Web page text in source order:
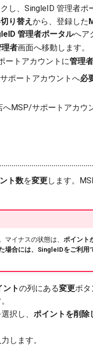
し、SingleID 管理者ポ
り替え から、登録した
管理者ポータルへア
者画面へ移動します。
ートアカウントに管理
ポートアカウントへ必
へMSP/サポートアカウ
ト数を変更します。
マイナスの状態は、ポイント
場合には、SingleIDをご利用
ントの列にある変更ボタ
択し、 ポイントを削除
します。